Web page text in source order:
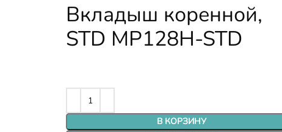
Вкладыш коренной,
STD MP128H-STD
В КОРЗИНУ